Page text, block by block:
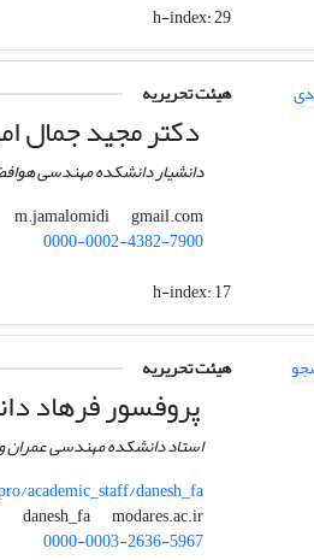
h-index:29
هیئت تحریریه
دکتر مجید جمال
دانشیار دانشکده مهندسی
m.jamalomidi
gmail.com
0000-0002-4382-7900
h-index:17
هیئت تحریریه
پروفسور فرهاد
استاد دانشکده مهندسی
academic_staff/danesh_fa
danesh_fa
modares.ac.ir
0000-0003-2636-5967